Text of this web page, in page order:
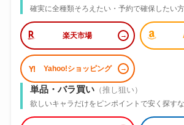
確実に全種類そろえたい・予約で確保したい
楽天市場
Yahoo!ショッピング
単品・バラ買い（推し狙い）
欲しいキャラだけをピンポイントで安く探す